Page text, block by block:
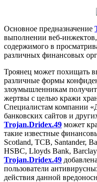
Основное предназначение
выполнении веб-инжектов,
содержимого в
различных финансовых
Троянец может похищать
различные формы
злоумышленникам
жертвы с целью кражи
Специалистам компании
банковских сайтов и
Trojan.Dridex.49 может
такие известные
Scotland, TCB, Santander,
HSBC, Lloyds Bank,
Trojan.Dridex.49
пользователи
действия данной